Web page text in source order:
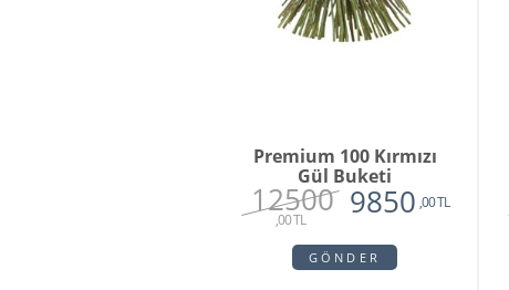
Premium 100 Kırmızı
Gül Buketi
12500
,00 TL 9850 ,00 TL
GÖNDER